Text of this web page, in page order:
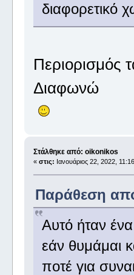
διαφορετικό
Περιορισμός
Διαφωνώ
Στάλθηκε από: oikonikos
« στις: Ιανουάριος 22, 2022,
Παράθεση
Αυτό ήταν
εάν θυμάμαι
ποτέ για